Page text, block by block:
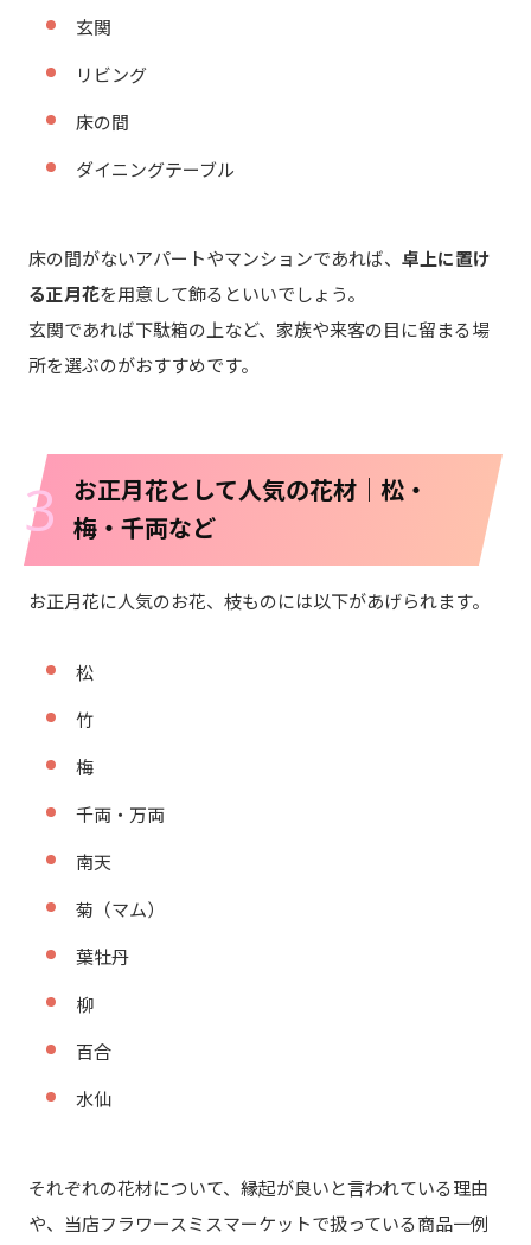
玄関
リビング
床の間
ダイニングテーブル
床の間がないアパートやマンションであれば、 卓上に置け
る正月花を用意して飾るといいでしょう。
玄関であれば下駄箱の上など、家族や来客の目に留まる場
所を選ぶのがおすすめです。
3
お正月花として人気の花材｜松・
梅・千両など
お正月花に人気のお花、枝ものには以下があげられます。
松
竹
梅
千両・万両
南天
菊（マム）
葉牡丹
柳
百合
水仙
それぞれの花材について、縁起が良いと言われている理由
や、当店フラワースミスマーケットで扱っている商品一例